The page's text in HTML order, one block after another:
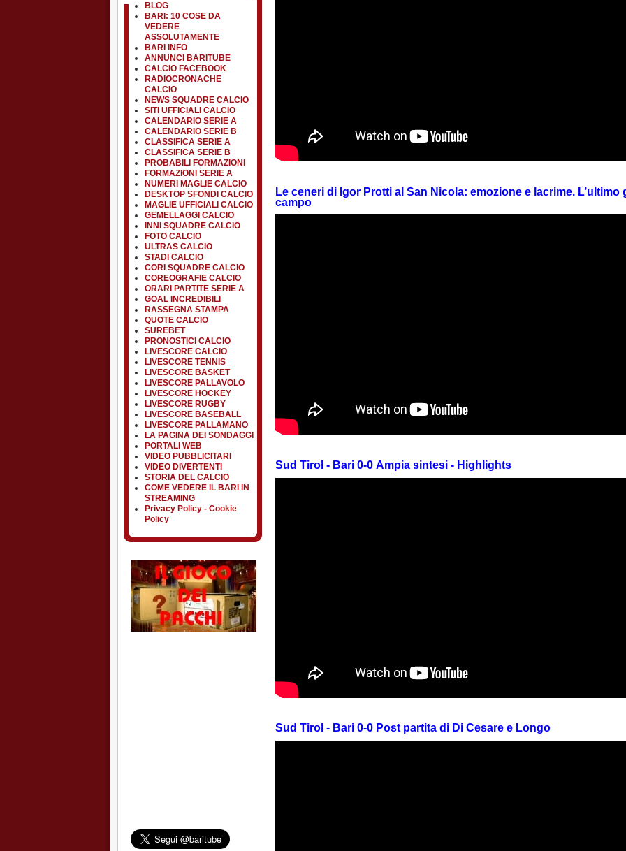
BLOG
BARI: 10 COSE DA
VEDERE
ASSOLUTAMENTE
BARI INFO
ANNUNCI BARITUBE
CALCIO FACEBOOK
RADIOCRONACHE
CALCIO
NEWS SQUADRE CALCIO
SITI UFFICIALI CALCIO
CALENDARIO SERIE A
CALENDARIO SERIE B
CLASSIFICA SERIE A
CLASSIFICA SERIE B
PROBABILI FORMAZIONI
FORMAZIONI SERIE A
NUMERI MAGLIE CALCIO
DESKTOP SFONDI CALCIO
MAGLIE UFFICIALI CALCIO
GEMELLAGGI CALCIO
INNI SQUADRE CALCIO
FOTO CALCIO
ULTRAS CALCIO
STADI CALCIO
CORI SQUADRE CALCIO
COREOGRAFIE CALCIO
ORARI PARTITE SERIE A
GOAL INCREDIBILI
RASSEGNA STAMPA
QUOTE CALCIO
SUREBET
PRONOSTICI CALCIO
LIVESCORE CALCIO
LIVESCORE TENNIS
LIVESCORE BASKET
LIVESCORE PALLAVOLO
LIVESCORE HOCKEY
LIVESCORE RUGBY
LIVESCORE BASEBALL
LIVESCORE PALLAMANO
LA PAGINA DEI SONDAGGI
PORTALI WEB
VIDEO PUBBLICITARI
VIDEO DIVERTENTI
STORIA DEL CALCIO
COME VEDERE IL BARI IN
STREAMING
Privacy Policy - Cookie
Policy
Le ceneri di Igor Protti al San Nicola: emozione e lacrime. L’ultimo
campo
Sud Tirol - Bari 0-0 Ampia sintesi - Highlights
Sud Tirol - Bari 0-0 Post partita di Di Cesare e Longo